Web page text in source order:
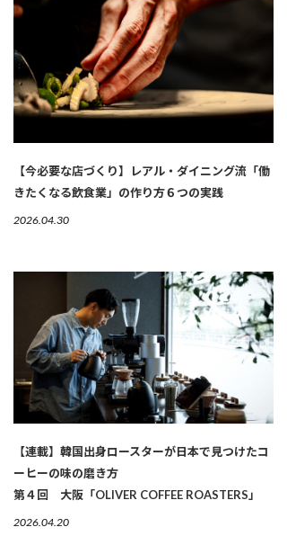
【今必要な店づくり】レアル・ダイニング流「働
きたくなる飲食業」の作り方６つの実践
2026.04.30
【連載】韓国出身ロースターが日本で見つけたコ
ーヒーの味の磨き方
第４回 大阪「OLIVER COFFEE ROASTERS」
2026.04.20